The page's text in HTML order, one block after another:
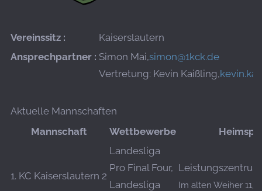
Vereinssitz :
Kaiserslautern
Ansprechpartner : Simon Mai,simon@1kck.de
Vertretung: Kevin Kaißling,
Aktuelle Mannschaften
Mannschaft
Wettbewerbe
1. KC Kaiserslautern 2
Landesliga
Pro Final Four,
Landesliga
Im alten Weiher 11,